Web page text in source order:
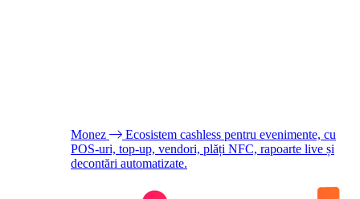
Monez
Ecosistem cashless pentru evenimente, cu
POS-uri, top-up, vendori, plăți NFC, rapoarte live și
decontări automatizate.